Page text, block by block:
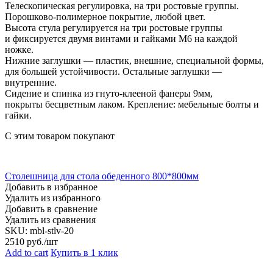
Телескопическая регулировка, на три ростовые группы.
Порошково-полимерное покрытие, любой цвет.
Высота стула регулируется на три ростовые группы
и фиксируется двумя винтами и гайками М6 на каждой
ножке.
Нижние заглушки — пластик, внешние, специальной формы,
для большей устойчивости. Остальные заглушки —
внутренние.
Сидение и спинка из гнуто-клееной фанеры 9мм,
покрыты бесцветным лаком. Крепление: мебельные болты и
гайки.
С этим товаром покупают
Столешница для стола обеденного 800*800мм
Добавить в избранное
Удалить из избранного
Добавить в сравнение
Удалить из сравнения
SKU: mbl-stlv-20
2510 руб./шт
Add to cart Купить в 1 клик